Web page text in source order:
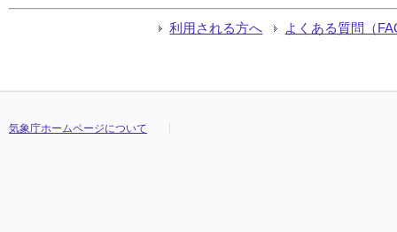
利用される方へ よくある質問（
気象庁ホームページについて